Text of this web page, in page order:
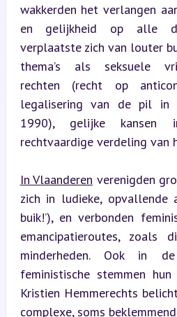
wakkerden het verlangen
en gelijkheid op alle
verplaatste zich van louter
thema’s als seksuele
rechten (recht op
legalisering van de pil
1990), gelijke
rechtvaardige verdeling van
In Vlaanderen verenigden
zich in ludieke, opvallende
buik!’), en verbonden
emancipatieroutes, zoals
minderheden. Ook in
feministische stemmen
Kristien Hemmerechts
complexe, soms